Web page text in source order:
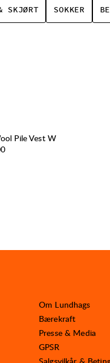
SKJØRT SOKKER
Pile Vest W
Om Lundhags
Bærekraft
Presse & Media
GPSR